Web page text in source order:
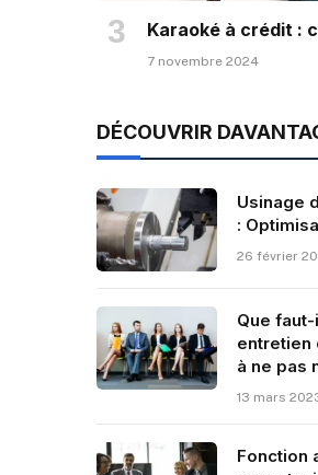
Karaoké à crédit :
7 novembre 2024
DÉCOUVRIR
Usinage
:
26 février
Que
entretien
à ne pas
13 mars
Fonction